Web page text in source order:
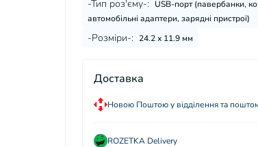
-Тип роз'єму-:
USB-порт (павербанки,
автомобільні адаптери, зарядні пристрої)
-Розміри-: 24.2 х 11.9 мм
Доставка
Новою Поштою у відділення та
ROZETKA Delivery